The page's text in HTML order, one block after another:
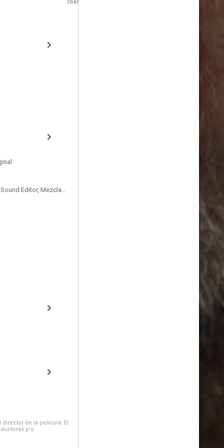
Stian Brandt
Sound Designer, Supervising Sound Editor, Mezclador de Re-Grabación de Sonido
de la película. El
y/o